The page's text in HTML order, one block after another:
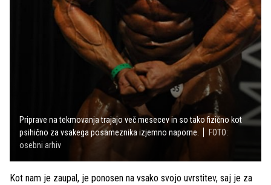
Priprave na tekmovanja trajajo več mesecev in so tako fizično kot
psihično za vsakega posameznika izjemno naporne.
FOTO:
osebni arhiv
Kot nam je zaupal, je ponosen na vsako svojo uvrstitev, saj je za